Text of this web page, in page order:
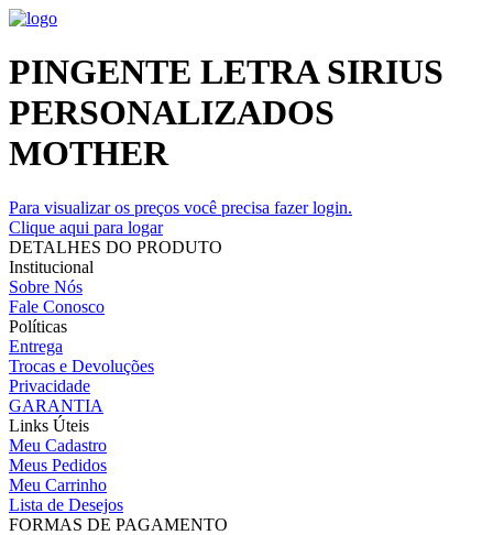
PINGENTE LETRA SIRIUS
PERSONALIZADOS
MOTHER
Para visualizar os preços você precisa fazer login.
Clique aqui para logar
DETALHES DO PRODUTO
Institucional
Sobre Nós
Fale Conosco
Políticas
Entrega
Trocas e Devoluções
Privacidade
GARANTIA
Links Úteis
Meu Cadastro
Meus Pedidos
Meu Carrinho
Lista de Desejos
FORMAS DE PAGAMENTO